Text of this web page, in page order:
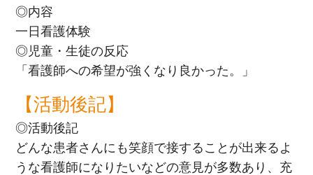
◎内容
一日看護体験
◎児童・生徒の反応
「看護師への希望が強くなり良かった。」
【活動後記】
◎活動後記
どんな患者さんにも笑顔で接することが出来るよ
うな看護師になりたいなどの意見が多数あり、充